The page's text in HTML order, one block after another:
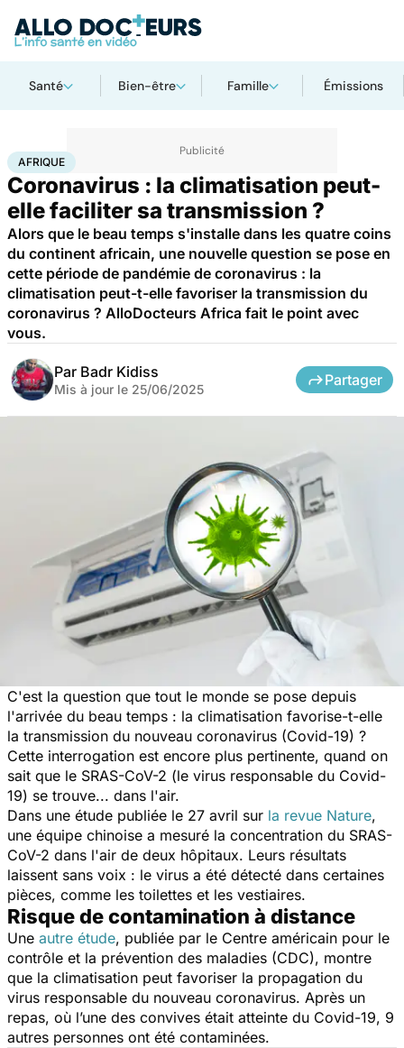
Santé Bien-être Famille Émissions
AccueilSanté Maladies infectieuses
AFRIQUE
Coronavirus : la climatisation peut-
elle faciliter sa transmission ?
Alors que le beau temps s'installe dans les quatre coins
du continent africain, une nouvelle question se pose en
cette période de pandémie de coronavirus : la
climatisation peut-t-elle favoriser la transmission du
coronavirus ? AlloDocteurs Africa fait le point avec
vous.
Par Badr Kidiss
Mis à jour le 25/06/2025
Partager
C'est la question que tout le monde se pose depuis
l'arrivée du beau temps : la climatisation favorise-t-elle
la transmission du nouveau coronavirus (Covid-19) ?
Cette interrogation est encore plus pertinente, quand on
sait que le SRAS-CoV-2 (le virus responsable du Covid-
19) se trouve... dans l'air.
Dans une étude publiée le 27 avril sur la revue Nature,
une équipe chinoise a mesuré la concentration du SRAS-
CoV-2 dans l'air de deux hôpitaux. Leurs résultats
laissent sans voix : le virus a été détecté dans certaines
pièces, comme les toilettes et les vestiaires.
Risque de contamination à distance
Une autre étude, publiée par le Centre américain pour le
contrôle et la prévention des maladies (CDC), montre
que la climatisation peut favoriser la propagation du
virus responsable du nouveau coronavirus. Après un
repas, où l’une des convives était atteinte du Covid-19, 9
autres personnes ont été contaminées.